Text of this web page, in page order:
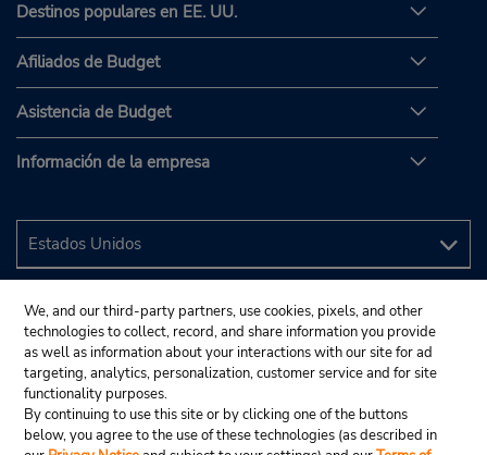
Destinos populares en EE. UU.
Afiliados de Budget
Asistencia de Budget
Información de la empresa
We, and our third-party partners, use cookies, pixels, and other
technologies to collect, record, and share information you provide
as well as information about your interactions with our site for ad
targeting, analytics, personalization, customer service and for site
functionality purposes.
By continuing to use this site or by clicking one of the buttons
below, you agree to the use of these technologies (as described in